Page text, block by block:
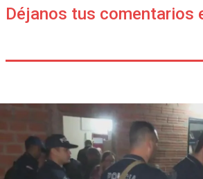
Déjanos tus comentarios